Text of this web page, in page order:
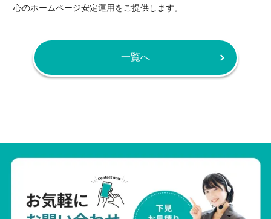
心のホームページ安定運用をご提供します。
一覧へ